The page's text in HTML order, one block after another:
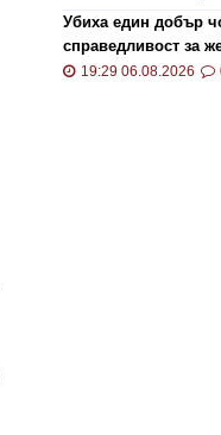
Убиха един добър
справедливост за
и ВИДЕО
19:29 06.08.2026